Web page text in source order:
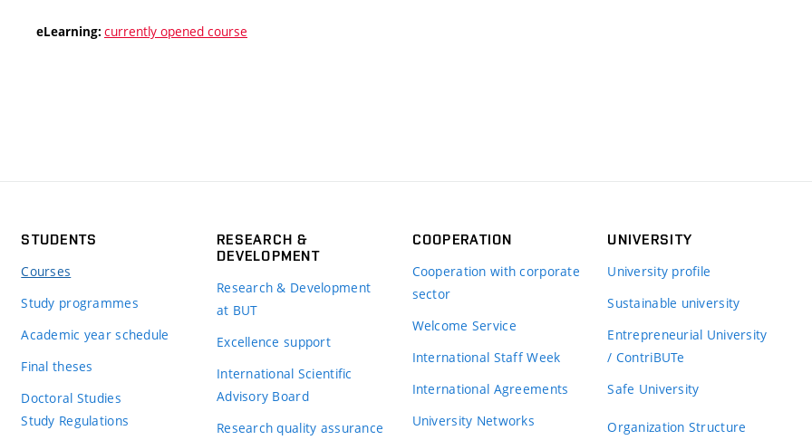
eLearning: currently opened course
STUDENTS
Courses
Study programmes
Academic year schedule
Final theses
Doctoral Studies
Study Regulations
RESEARCH &
DEVELOPMENT
Research & Development
at BUT
Excellence support
International Scientific
Advisory Board
Research quality assurance
COOPERATION
Cooperation with corporate
sector
Welcome Service
International Staff Week
International Agreements
University Networks
UNIVERSITY
University profile
Sustainable university
Entrepreneurial University
/ ContriBUTe
Safe University
Organization Structure